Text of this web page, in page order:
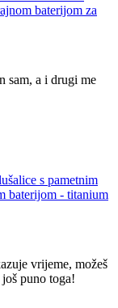
baterijom za
sam, a i drugi me
s pametnim
baterijom - titanium
vrijeme, možeš
puno toga!